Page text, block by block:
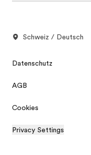
Schweiz / Deutsch
Datenschutz
AGB
Cookies
Privacy Settings